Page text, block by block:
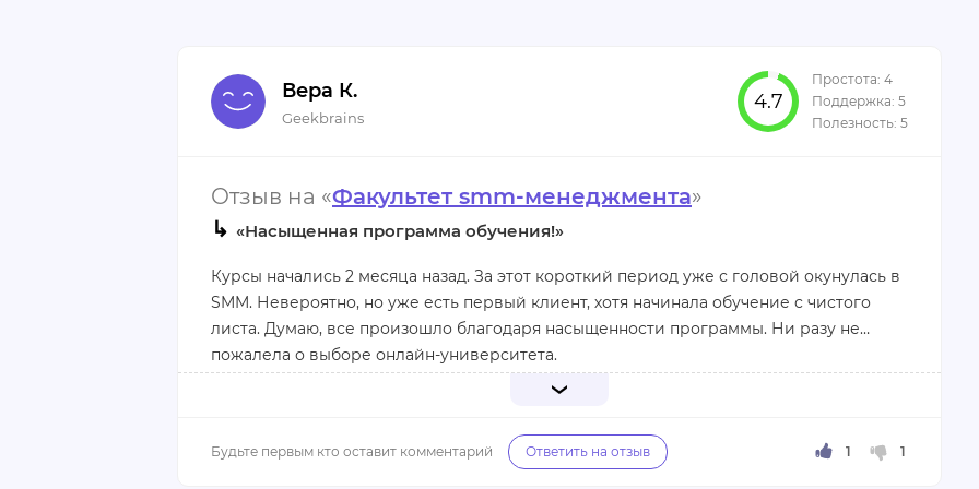
Вера К.
Geekbrains
4.7
Отзыв на «Факультет smm-менеджмента»
↳ «Насыщенная программа обучения!»
Курсы начались 2 месяца назад. За этот короткий период уже с головой окунулась в
SMM. Невероятно, но уже есть первый клиент, хотя начинала обучение с чистого
листа. Думаю, все произошло благодаря насыщенности программы. Ни разу не
пожалела о выборе онлайн-университета.
зависимости от произошедшей в жизни ситуации. По мере возможности тормошит,
бодрит и мотивирует своих подопечных. Спасибо и Владу Суверневу, который